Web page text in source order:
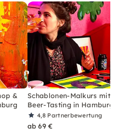
&
Schablonen-Malkurs mit
Beer-Tasting in Hamburg
4,8 Partnerbewertung
ab 69 €